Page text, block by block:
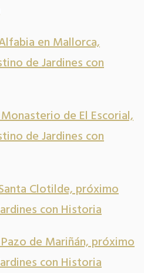
en Mallorca,
de Jardines con
de El Escorial,
de Jardines con
Clotilde, próximo
con Historia
de Mariñán, próximo
con Historia